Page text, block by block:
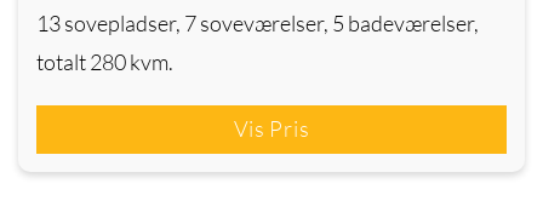
13 sovepladser, 7 soveværelser, 5 badeværelser,
totalt 280 kvm.
Vis Pris